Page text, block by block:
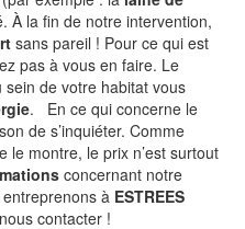
À la fin de notre intervention,
sans pareil ! Pour ce qui est
pas à vous en faire. Le
de votre habitat vous
. En ce qui concerne le
de s’inquiéter. Comme
le montre, le prix n’est surtout
concernant notre
à ESTREES
contacter !